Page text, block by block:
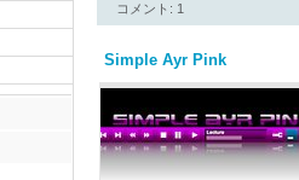
コメント: 1
Simple Ayr Pink